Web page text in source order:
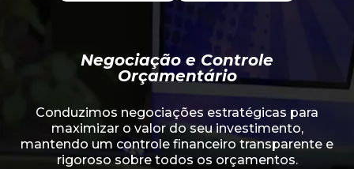
Negociação e Controle
Orçamentário
Conduzimos negociações estratégicas para
maximizar o valor do seu investimento,
mantendo um controle financeiro transparente e
rigoroso sobre todos os orçamentos.